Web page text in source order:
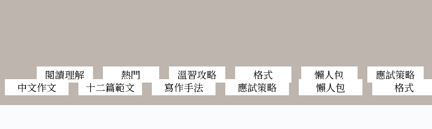
閲讀理解 熱門 溫習攻略 格式 懶人包 應試策略
中文作文
十二篇範文 寫作手法 應試策略 懶人包 格式